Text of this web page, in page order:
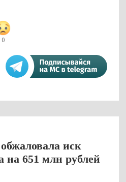
0
иск
на 651 млн рублей